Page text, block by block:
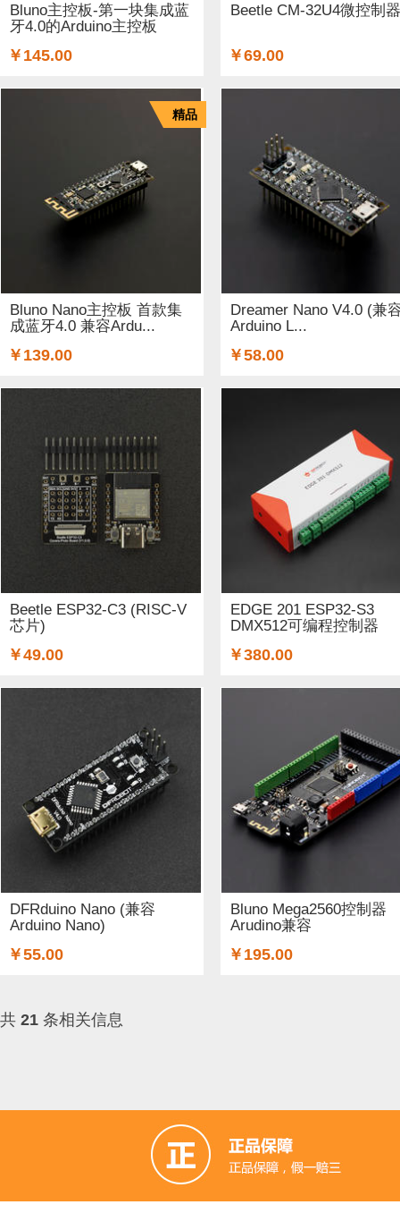
Bluno主控板-第一块集成蓝
牙4.0的Arduino主控板
￥145.00
Beetle CM-32U4微控制器
￥69.00
Bluno Nano主控板 首款集
成蓝牙4.0 兼容Ardu...
￥139.00
精品
Dreamer Nano V4.0 (兼
Arduino L...
￥58.00
Beetle ESP32-C3 (RISC-V
芯片)
￥49.00
EDGE 201 ESP32-S3
DMX512可编程控制器
￥380.00
DFRduino Nano (兼容
Arduino Nano)
￥55.00
Bluno Mega2560控制器
Arudino兼容
￥195.00
共 21 条相关信息